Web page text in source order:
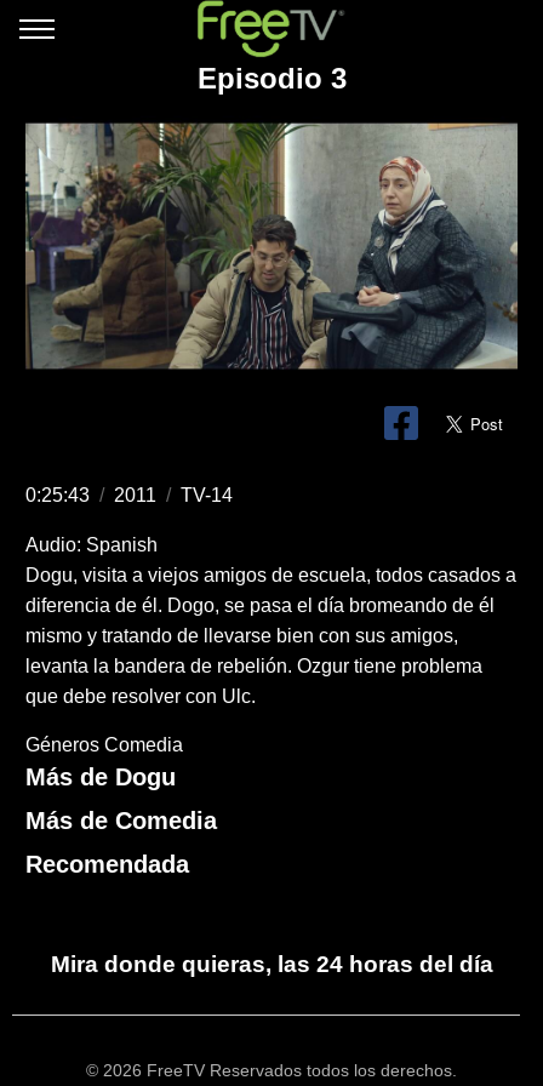
Episodio 3
0:25:43 / 2011 / TV-14
Audio: Spanish
Dogu, visita a viejos amigos de escuela, todos casados a
diferencia de él. Dogo, se pasa el día bromeando de él
mismo y tratando de llevarse bien con sus amigos,
levanta la bandera de rebelión. Ozgur tiene problema
que debe resolver con Ulc.
Géneros Comedia
Más de Dogu
Más de Comedia
Recomendada
Mira donde quieras, las 24 horas del día
© 2026 FreeTV Reservados todos los derechos.